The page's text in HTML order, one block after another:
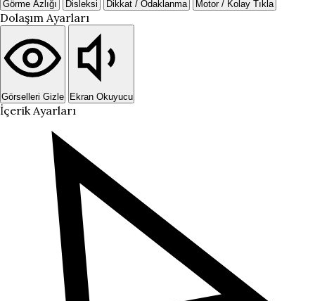
Görme Azlığı Disleksi Dikkat / Odaklanma Motor / Kolay Tıkla
Dolaşım Ayarları
Görselleri Gizle Ekran Okuyucu
İçerik Ayarları